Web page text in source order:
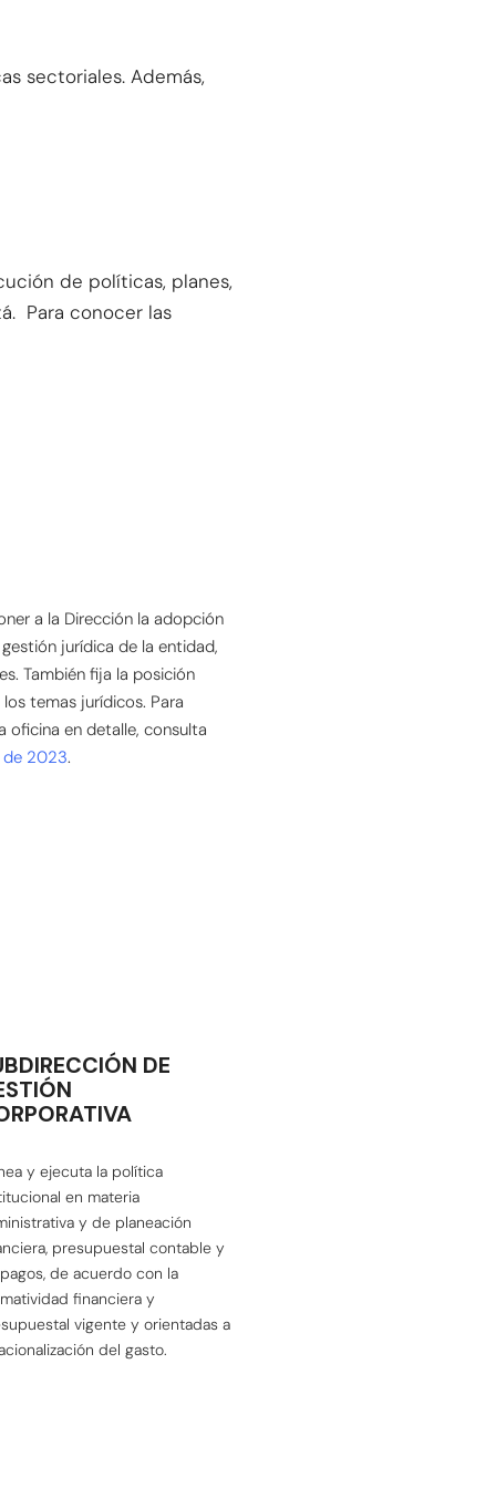
sectoriales. Además,
de políticas, planes,
Para conocer las
a la Dirección la adopción
jurídica de la entidad,
También fija la posición
temas jurídicos. Para
oficina en detalle, consulta
de 2023.
DE
y ejecuta la política
en materia
y de planeación
presupuestal contable y
de acuerdo con la
financiera y
vigente y orientadas a
del gasto.